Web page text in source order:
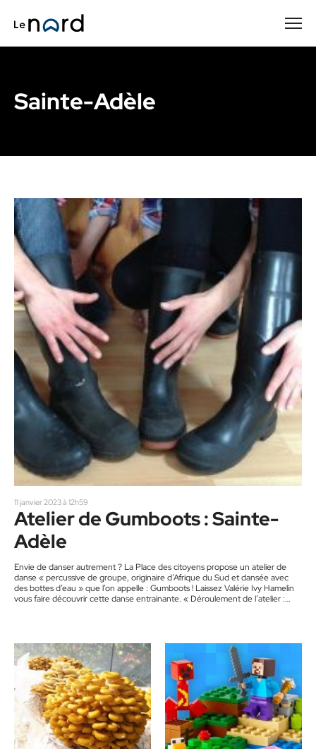
Sainte-Adèle
11 janvier 2023 à 12h59
Atelier de Gumboots : Sainte-
Adèle
Envie de danser autrement ? La Place des citoyens propose un atelier de
danse « percussive de groupe, originaire d’Afrique du Sud et dansée avec
des bottes d’eau » que l’on appelle : Gumboots ! Laissez Valérie Ivy Hamelin
vous faire découvrir cette danse entrainante. « Déroulement de l’atelier :
aux débutants…